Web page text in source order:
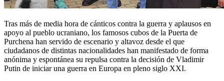
Tras más de media hora de cánticos contra la guerra y aplausos en
apoyo al pueblo ucraniano, los famosos cubos de la Puerta de
Purchena han servido de escenario y altavoz desde el que
ciudadanos de distintas nacionalidades han manifestado de forma
anónima y espontánea su repulsa contra la decisión de Vladimir
Putin de iniciar una guerra en Europa en pleno siglo XXI.